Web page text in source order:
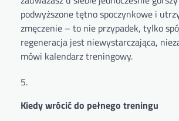
podwyższone tętno spoczynkowe i
zmęczenie – to nie przypadek, tylko
regeneracja jest niewystarczająca,
mówi kalendarz treningowy.
Kiedy wrócić do pełnego treningu